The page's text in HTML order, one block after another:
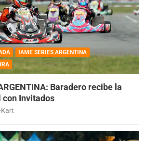
IAME SERIES ARGENTINA
Baradero recibe la
con Invitados
Kart